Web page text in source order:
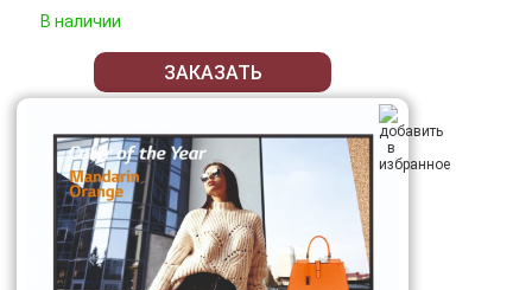
В наличии
ЗАКАЗАТЬ